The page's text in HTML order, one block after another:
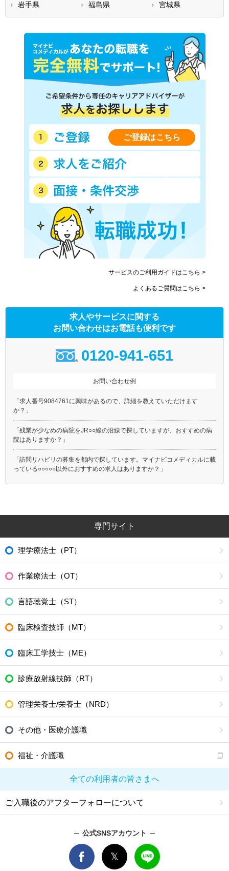
岩手県
福島県 宮城県
ご登録はこちら
サービスのご利用ガイドはこちら >
よくあるご質問はこちら >
求人やサービスに関する
お問い合わせはお電話も便利です
0120-941-651
お問い合わせ例
「求人番号9084761に興味があるので、詳細を教えていただけます
か？」
「残業が少なめの病院をJR○○線の沿線で探していますが、おすすめの病
院はありますか？」
「訪問リハビリの募集を都内で探しています。マイナビコメディカルに載
っている○○○○○以外におすすめの求人はありますか？」
専門サイト
理学療法士（PT）
作業療法士（OT）
言語聴覚士（ST）
臨床検査技師（MT）
臨床工学技士（ME）
診療放射線技師（RT）
管理栄養士/栄養士（NRD）
その他・医療介護職
福祉・介護職
全ての利用者の皆さまへ
ご入職後のアフターフォローについて
公式SNSアカウント